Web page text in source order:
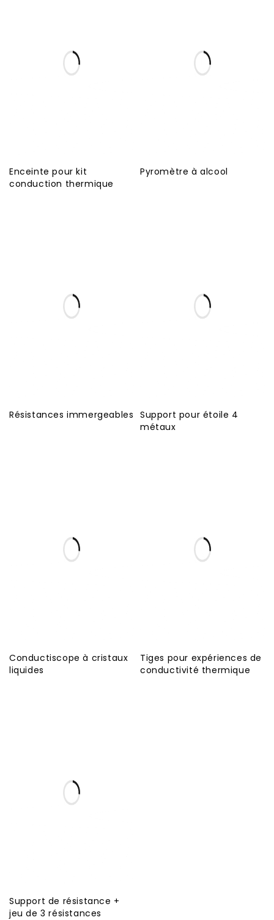
Enceinte pour kit
conduction thermique
Pyromètre à alcool
Résistances immergeables Support pour étoile 4
métaux
Conductiscope à cristaux
liquides
Tiges pour expériences de
conductivité thermique
Support de résistance +
jeu de 3 résistances